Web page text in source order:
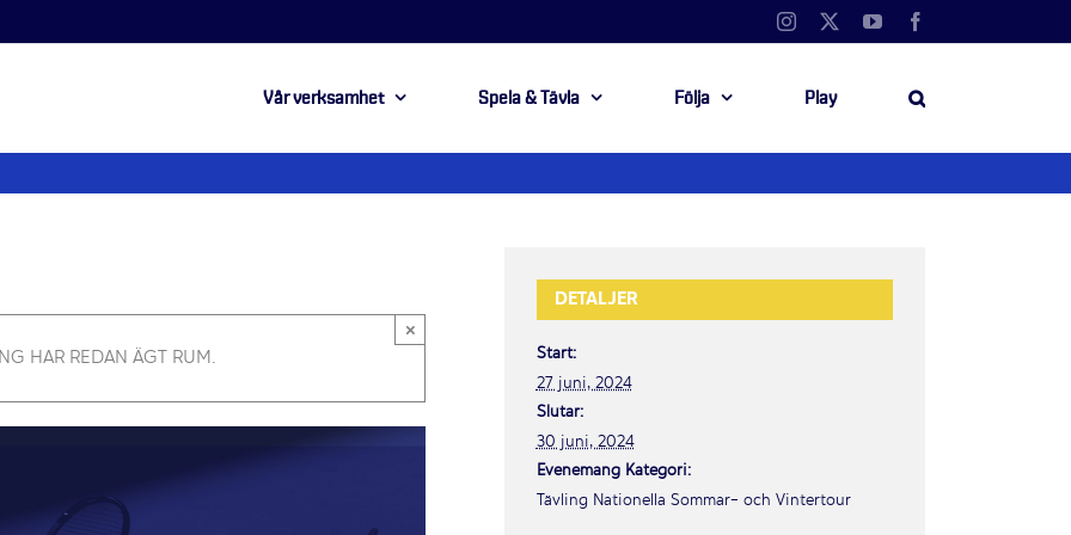
Instagram YouTube
Vår verksamhet Spela & Tävla Följa Play
HAR REDAN ÄGT RUM.
×
DETALJER
Start:
27 juni, 2024
Slutar:
30 juni, 2024
Evenemang Kategori:
Tävling Nationella Sommar- och Vintertour